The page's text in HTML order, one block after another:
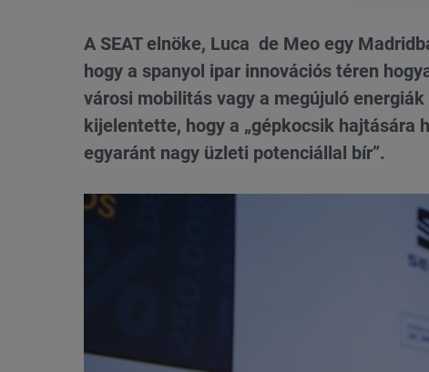
A SEAT elnöke, Luca de Meo egy
hogy a spanyol ipar innovációs téren
városi mobilitás vagy a megújuló
kijelentette, hogy a „gépkocsik hajtására
egyaránt nagy üzleti potenciállal bír”.